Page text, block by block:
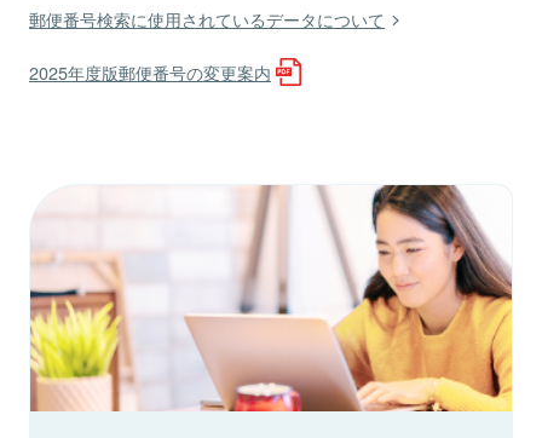
郵便番号検索に使用されているデータについて
2025年度版郵便番号の変更案内